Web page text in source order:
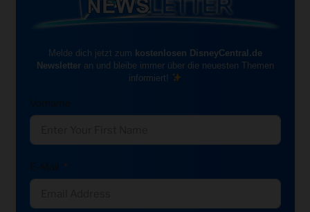
Melde dich jetzt zum kostenlosen DisneyCentral.de
Newsletteran und bleibe immer über die neuesten Themen
informiert!